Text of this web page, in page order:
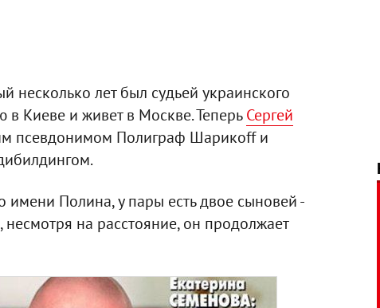
несколько лет был судьей украинского
в Киеве и живет в Москве. ТеперьСергей
псевдонимом Полиграф Шарикоff и
Полина, у пары есть двое сыновей -
на расстояние, он продолжает